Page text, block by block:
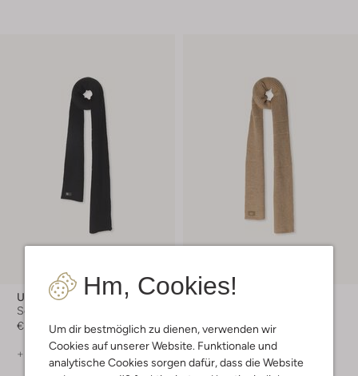
Hm, Cookies!
Um dir bestmöglich zu dienen, verwenden wir
Cookies auf unserer Website. Funktionale und
analytische Cookies sorgen dafür, dass die Website
Ugg
Schal
€ 84,95
+ mehr farben
Ugg
€ 84,95
+ mehr farben